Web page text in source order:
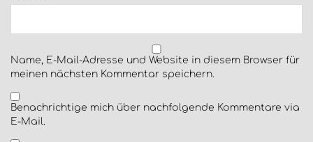
Name, E-Mail-Adresse und Website in diesem Browser für
meinen nächsten Kommentar speichern.
Benachrichtige mich über nachfolgende Kommentare via
E-Mail.